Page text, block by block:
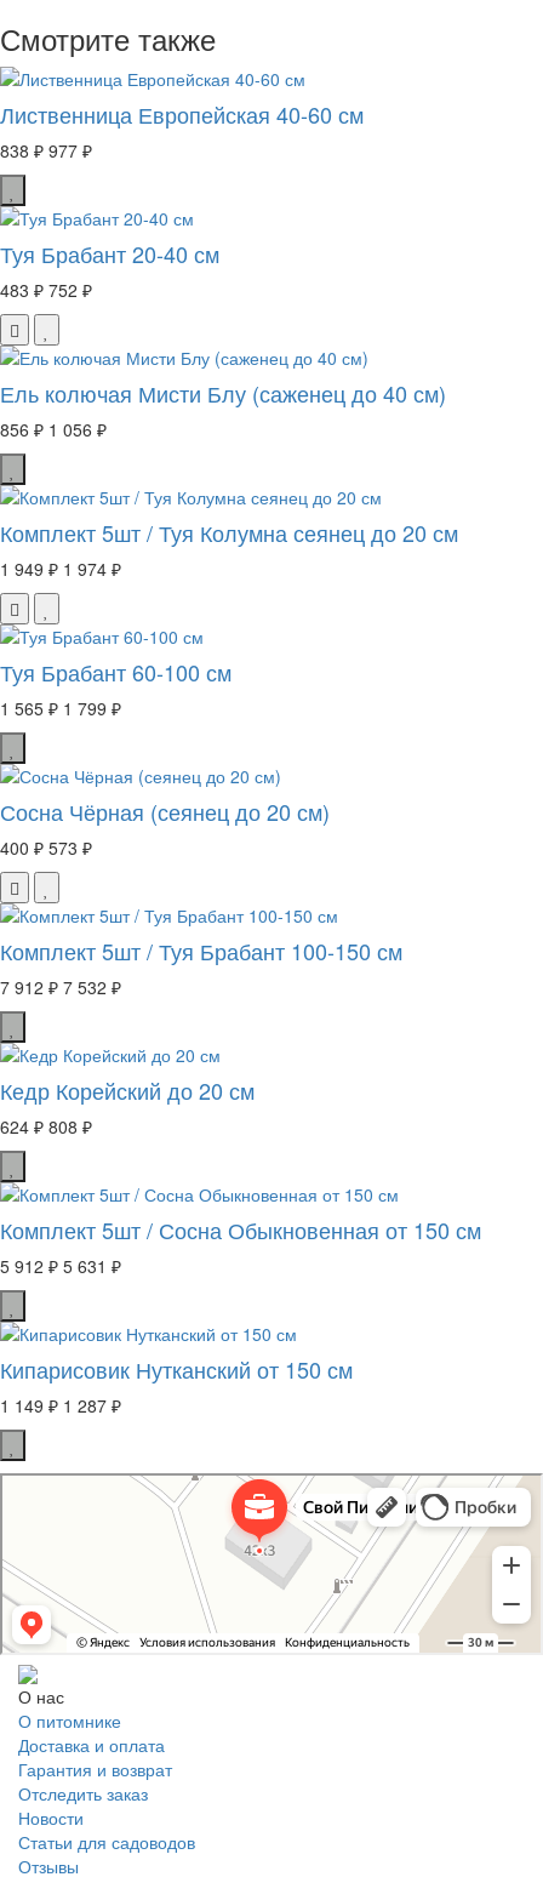
Смотрите также
Лиственница Европейская 40-60 см
838 ₽ 977 ₽
Туя Брабант 20-40 см
483 ₽ 752 ₽
Ель колючая Мисти Блу (саженец до 40 см)
856 ₽ 1 056 ₽
Комплект 5шт / Туя Колумна сеянец до 20 см
1 949 ₽ 1 974 ₽
Туя Брабант 60-100 см
1 565 ₽ 1 799 ₽
Сосна Чёрная (сеянец до 20 см)
400 ₽ 573 ₽
Комплект 5шт / Туя Брабант 100-150 см
7 912 ₽ 7 532 ₽
Кедр Корейский до 20 см
624 ₽ 808 ₽
Комплект 5шт / Сосна Обыкновенная от 150 см
5 912 ₽ 5 631 ₽
Кипарисовик Нутканский от 150 см
1 149 ₽ 1 287 ₽
Питомник растений в Москве
О нас
О питомнике
Доставка и оплата
Гарантия и возврат
Отследить заказ
Новости
Статьи для садоводов
Отзывы